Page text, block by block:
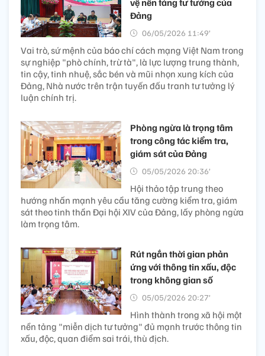
vệ nền tảng tư tưởng của
Đảng
06/05/2026 11:49’
Vai trò, sứ mệnh của báo chí cách mạng Việt Nam trong
sự nghiệp "phò chính, trừ tà", là lực lượng trung thành,
tin cậy, tinh nhuệ, sắc bén và mũi nhọn xung kích của
Đảng, Nhà nước trên trận tuyến đấu tranh tư tưởng lý
luận chính trị.
Phòng ngừa là trọng tâm
trong công tác kiểm tra,
giám sát của Đảng
05/05/2026 20:36’
Hội thảo tập trung theo
hướng nhấn mạnh yêu cầu tăng cường kiểm tra, giám
sát theo tinh thần Đại hội XIV của Đảng, lấy phòng ngừa
làm trọng tâm.
Rút ngắn thời gian phản
ứng với thông tin xấu, độc
trong không gian số
05/05/2026 20:27’
Hình thành trong xã hội một
nền tảng "miễn dịch tư tưởng" đủ mạnh trước thông tin
xấu, độc, quan điểm sai trái, thù địch.